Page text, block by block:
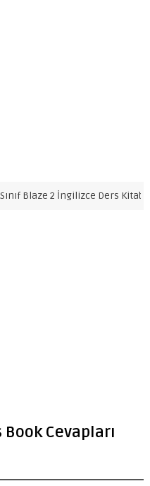
2 İngilizce Ders Kitabı
Cevapları